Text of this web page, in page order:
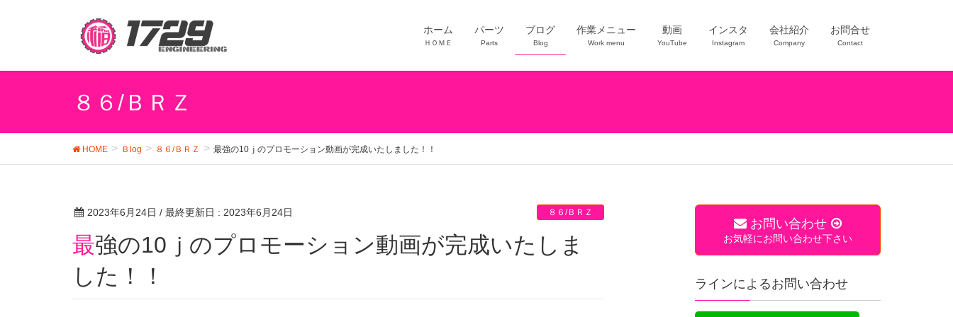
ホーム
ＨＯＭＥ
パーツ
Parts
ブログ
Blog
作業メニュー
Work menu
動画
YouTube
インスタ
Instagram
会社紹介
Company
お問合せ
Contact
８６/ＢＲＺ
HOME Ｂlog ８６/ＢＲＺ 最強の10ｊのプロモーション動画が完成いたしました！！
2023年6月24日 / 最終更新日 : 2023年6月24日 ８６/ＢＲＺ
最強の10ｊのプロモーション動画が完成いたしま
した！！
お問い合わせ
お気軽にお問い合わせ下さい
ラインによるお問い合わせ